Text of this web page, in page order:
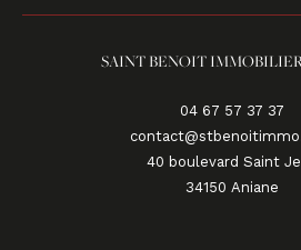
SAINT BENOIT
04 67 57 37 37
40 boulevard Saint
34150
aniane